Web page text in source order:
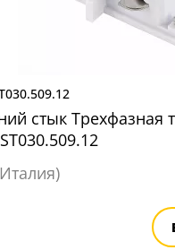
стык Трехфазная